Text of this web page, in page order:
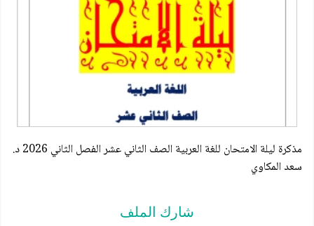
مذكرة ليلة الامتحان للغة العربية الصف الثاني عشر الفصل الثاني 2026 د.
سعد المكاوي
شارك الملف